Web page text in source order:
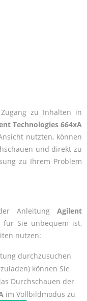
zu Inhalten in
Technologies 664xA
nutzten, können
und direkt zu
zu Ihrem Problem
Anleitung Agilent
Sie unbequem ist,
nutzen:
durchzusuchen
können Sie
Durchschauen der
im Vollbildmodus zu